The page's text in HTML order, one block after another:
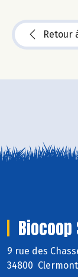
Retour
Biocoop
9 rue des
34800